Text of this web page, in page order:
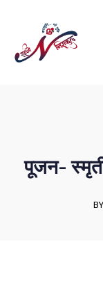
पूजन-